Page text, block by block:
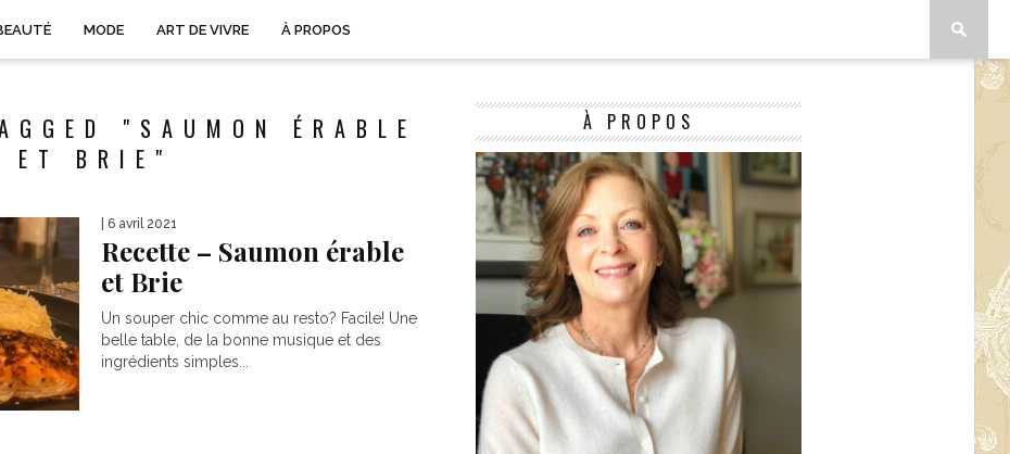
MODE ART DE VIVRE À PROPOS
"SAUMON ÉRABLE
ET BRIE"
| 6 avril 2021
Recette – Saumon érable
et Brie
Un souper chic comme au resto? Facile! Une
belle table, de la bonne musique et des
ingrédients simples...
À PROPOS